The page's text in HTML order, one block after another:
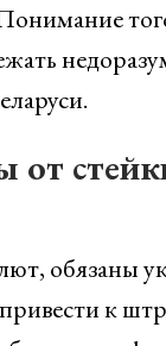
от
обязаны
к